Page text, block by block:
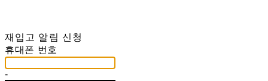
재입고 알림 신청
휴대폰 번호
-